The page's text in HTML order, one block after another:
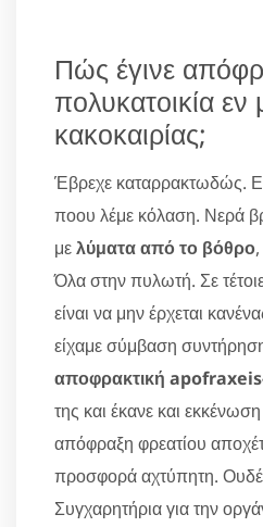
Πώς έγινε
πολυκατοικία
κακοκαιρίας;
Έβρεχε καταρρακτωδώς.
ποου λέμε κόλαση. Νερά
μελύματα από το βόθρο
Όλα στην πυλωτή. Σε
είναι να μην έρχεται
είχαμε σύμβαση
αποφρακτική
της και έκανε και
απόφραξη φρεατίου
προσφορά αχτύπητη.
Συγχαρητήρια για την